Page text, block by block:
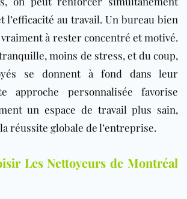
l’efficacité au travail. Un bureau bien
à rester concentré et motivé.
moins de stress, et du coup,
se donnent à fond dans leur
approche personnalisée favorise
un espace de travail plus sain,
réussite globale de l’entreprise.
Les Nettoyeurs de Montréal